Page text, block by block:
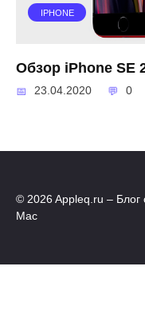
IPHONE
Обзор iPhone SE
23.04.2020 0
© 2026 Appleq.ru – Блог
Mac